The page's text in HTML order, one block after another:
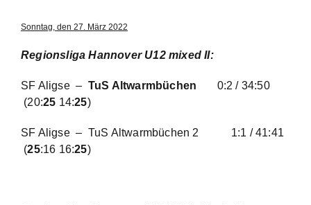
Sonntag, den 27. März 2022
Regionsliga Hannover U12 mixed II:
SF Aligse – TuS Altwarmbüchen 0:2 / 34:50
(20:25 14:25)
SF Aligse – TuS Altwarmbüchen 2 1:1 / 41:41
(25:16 16:25)